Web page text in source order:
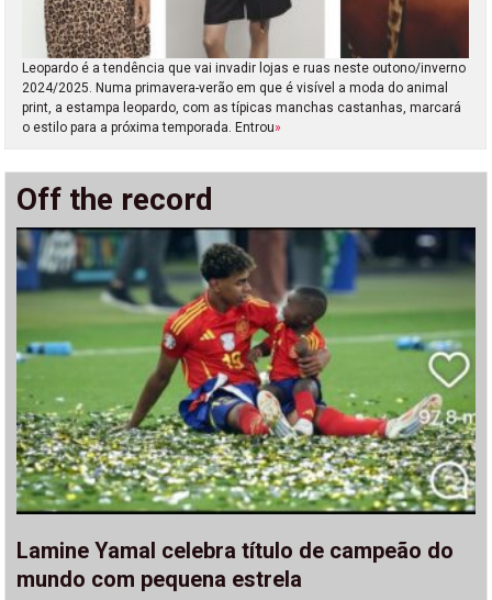
Leopardo é a tendência que vai invadir lojas e ruas neste outono/inverno
2024/2025. Numa primavera-verão em que é visível a moda do animal
print, a estampa leopardo, com as típicas manchas castanhas, marcará
o estilo para a próxima temporada. Entrou»
Off the record
Lamine Yamal celebra título de campeão do
mundo com pequena estrela